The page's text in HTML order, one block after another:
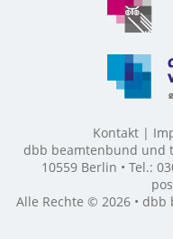
Kontakt
dbb beamtenbund und
10559 Berlin • Tel.:
Alle Rechte © 2026 •